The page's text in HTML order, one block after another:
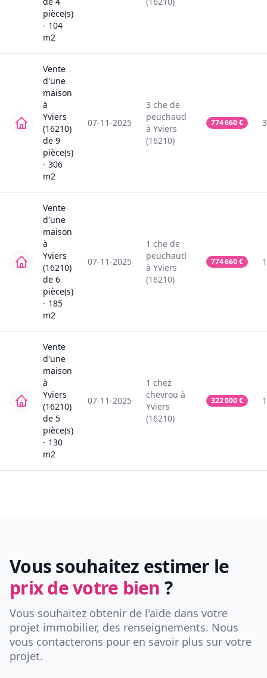
pièce(s)
- 104
m2
Vente
d'une
maison
à
Yviers
(16210)
de 9
pièce(s)
- 306
m2
07-11-2025
3 che de
peuchaud
à Yviers
(16210)
774 660€
Vente
d'une
maison
à
Yviers
(16210)
de 6
pièce(s)
- 185
m2
07-11-2025
1 che de
peuchaud
à Yviers
(16210)
774 660€
Vente
d'une
maison
à
Yviers
(16210)
de 5
pièce(s)
- 130
m2
07-11-2025
1 chez
chevrou à
Yviers
(16210)
322 000€
Vous souhaitez estimer le
prix de votre bien ?
Vous souhaitez obtenir de l'aide dans votre
projet immobilier, des renseignements. Nous
vous contacterons pour en savoir plus sur votre
projet.